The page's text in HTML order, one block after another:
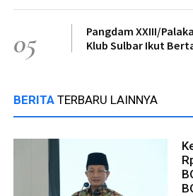
05
Pangdam XXIII/
Klub Sulbar Ikut
BERITA TERBARU LAINNYA